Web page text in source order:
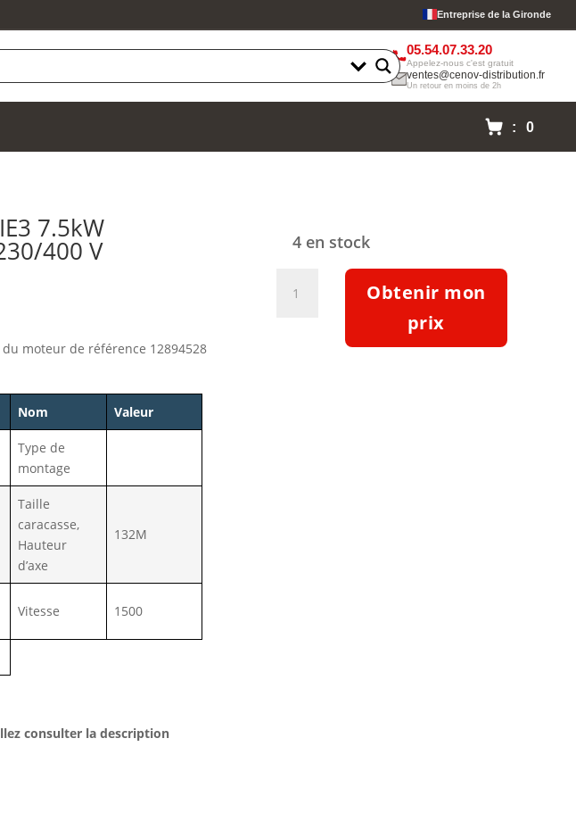
Entreprise de la Gironde
05.54.07.33.20
Appelez-nous c'est gratuit
ventes@cenov-distribution.fr
Un retour en moins de 2h
: 0
7.5kW
400 V
du moteur de référence 12894528
Nom Valeur
Type de
montage
Taille
caracasse,
Hauteur
d’axe
132M
Vitesse 1500
consulter la description
4 en stock
Obtenir mon
prix